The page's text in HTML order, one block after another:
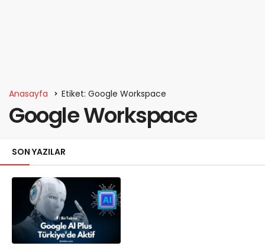
Anasayfa Etiket: Google Workspace
Google Workspace
SON YAZILAR